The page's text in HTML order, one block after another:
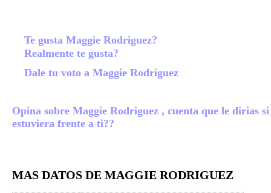
Te gusta Maggie Rodriguez?
Realmente te gusta?
Dale tu voto a Maggie Rodriguez
Opina sobre Maggie Rodriguez , cuenta que le dirias si
estuviera frente a ti??
MAS DATOS DE MAGGIE RODRIGUEZ